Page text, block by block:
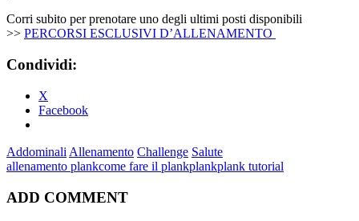
Corri subito per prenotare uno degli ultimi posti disponibili
>> PERCORSI ESCLUSIVI D’ALLENAMENTO
Condividi:
X
Facebook
Addominali Allenamento Challenge Salute
allenamento plankcome fare il plankplankplank tutorial
ADD COMMENT